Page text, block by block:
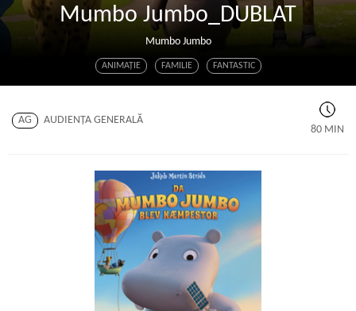
Mumbo Jumbo_DUBLAT
Mumbo Jumbo
ANIMAŢIE FAMILIE FANTASTIC
AG
AUDIENŢA GENERALĂ
80 MIN